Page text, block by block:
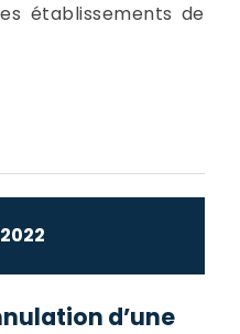
établissements de
d’une